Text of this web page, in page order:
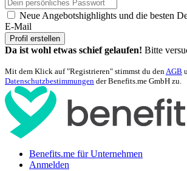
Neue Angebotshighlights und die besten
E-Mail
Profil erstellen
Da ist wohl etwas schief gelaufen! Bitte
Mit dem Klick auf "Registrieren" stimmst du denAGB
Datenschutzbestimmungen der Benefits.me GmbH zu.
Benefits.me für Unternehmen
Anmelden